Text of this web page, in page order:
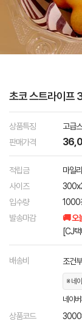
초코 스트라이
상품특징
고급
판매가격
적립금 마일
사이즈
입수량
1000
발송마감
🚚 오
[CJ
배송비 조건
※ 네
네이
상품코드